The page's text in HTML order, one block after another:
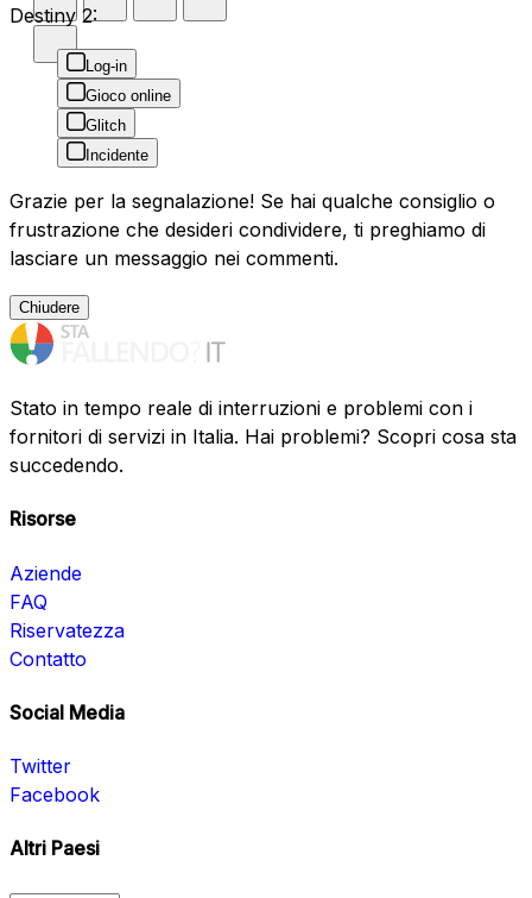
Destiny 2:
Log-in
Gioco online
Glitch
Incidente
Grazie per la segnalazione! Se hai qualche consiglio o
frustrazione che desideri condividere, ti preghiamo di
lasciare un messaggio nei commenti.
Chiudere
Stato in tempo reale di interruzioni e problemi con i
fornitori di servizi in Italia. Hai problemi? Scopri cosa sta
succedendo.
Risorse
Aziende
FAQ
Riservatezza
Contatto
Social Media
Twitter
Facebook
Altri Paesi